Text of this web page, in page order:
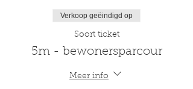
Verkoop geëindigd op
Soort ticket
5m - bewonersparcour
Meer info